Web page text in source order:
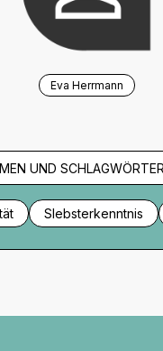
UND SCHLAGWÖRTER
Slebsterkenntnis
Eva Herrmann